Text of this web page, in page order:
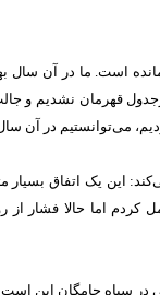
است. ما در آن سال
ما فقط با اختلاف 6 امتیاز نسبت به
می‌توانستیم در آن
این یک اتفاق
کردم اما حالا فشار
سیاه جامگان این است